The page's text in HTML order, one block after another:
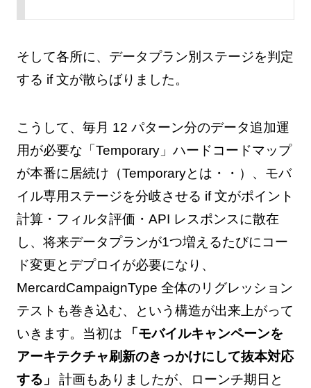
そして各所に、データプラン別ステージを判定
する if 文が散らばりました。
こうして、毎月 12 パターン分のデータ追加運
用が必要な「Temporary」ハードコードマップ
が本番に居続け（Temporaryとは・・）、モバ
イル専用ステージを分岐させる if 文がポイント
計算・フィルタ評価・API レスポンスに散在
し、将来データプランが1つ増えるたびにコー
ド変更とデプロイが必要になり、
MercardCampaignType 全体のリグレッション
テストも巻き込む、という構造が出来上がって
いきます。当初は
「モバイルキャンペーンを
アーキテクチャ刷新のきっかけにして抜本対応
する」
計画もありましたが、ローンチ期日と